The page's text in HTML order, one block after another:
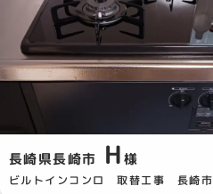
長崎県長崎市 H様
ビルトインコンロ 取替工事 長崎市